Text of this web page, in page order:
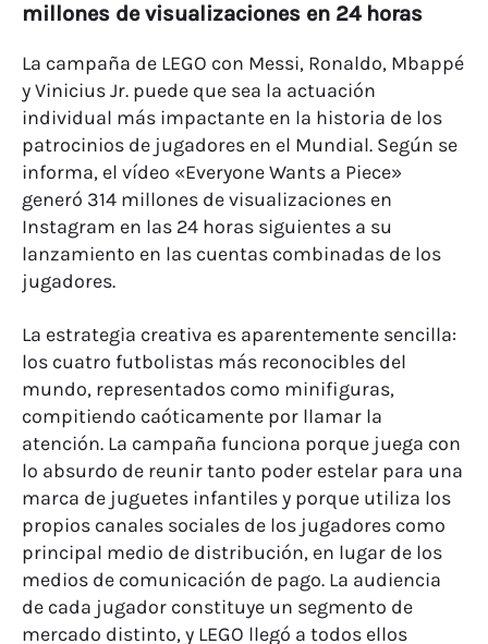
millones de visualizaciones en 24 horas
La campaña de LEGO con Messi, Ronaldo, Mbappé
y Vinicius Jr. puede que sea la actuación
individual más impactante en la historia de los
patrocinios de jugadores en el Mundial. Según se
informa, el vídeo «Everyone Wants a Piece»
generó 314 millones de visualizaciones en
Instagram en las 24 horas siguientes a su
lanzamiento en las cuentas combinadas de los
jugadores.
La estrategia creativa es aparentemente sencilla:
los cuatro futbolistas más reconocibles del
mundo, representados como minifiguras,
compitiendo caóticamente por llamar la
atención. La campaña funciona porque juega con
lo absurdo de reunir tanto poder estelar para una
marca de juguetes infantiles y porque utiliza los
propios canales sociales de los jugadores como
principal medio de distribución, en lugar de los
medios de comunicación de pago. La audiencia
de cada jugador constituye un segmento de
mercado distinto, y LEGO llegó a todos ellos